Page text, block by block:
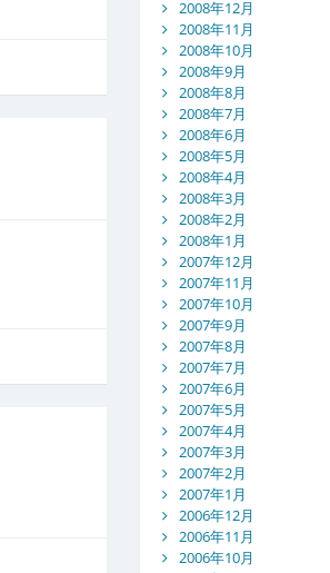
2008年12月
2008年11月
2008年10月
2008年9月
2008年8月
2008年7月
2008年6月
2008年5月
2008年4月
2008年3月
2008年2月
2008年1月
2007年12月
2007年11月
2007年10月
2007年9月
2007年8月
2007年7月
2007年6月
2007年5月
2007年4月
2007年3月
2007年2月
2007年1月
2006年12月
2006年11月
2006年10月